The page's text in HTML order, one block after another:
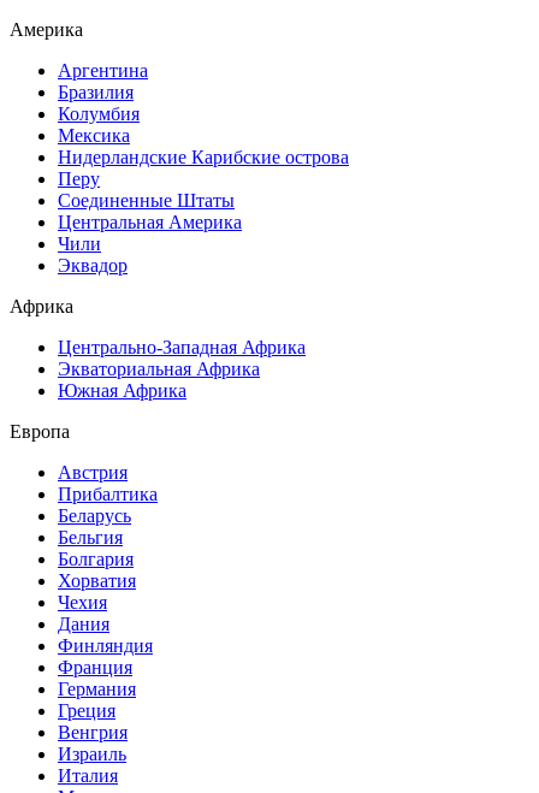
Америка
Аргентина
Бразилия
Колумбия
Мексика
Нидерландские Карибские острова
Перу
Соединенные Штаты
Центральная Америка
Чили
Эквадор
Африка
Центрально-Западная Африка
Экваториальная Африка
Южная Африка
Европа
Австрия
Прибалтика
Беларусь
Бельгия
Болгария
Хорватия
Чехия
Дания
Финляндия
Франция
Германия
Греция
Венгрия
Израиль
Италия